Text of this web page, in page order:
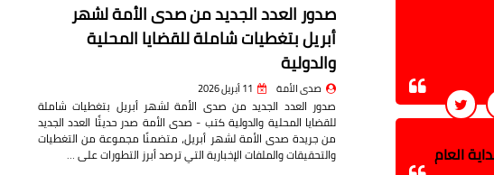
العام
صدور العدد الجديد من صدى الأمة لشهر
أبريل بتغطيات شاملة للقضايا المحلية
والدولية
صدى الأمة 11 أبريل 2026
صدور العدد الجديد من صدى الأمة لشهر أبريل بتغطيات شاملة
للقضايا المحلية والدولية كتب - صدى الأمة صدر حديثًا العدد الجديد
من جريدة صدى الأمة لشهر أبريل، متضمنًا مجموعة من التغطيات
والتحقيقات والملفات الإخبارية التي ترصد أبرز التطورات على …